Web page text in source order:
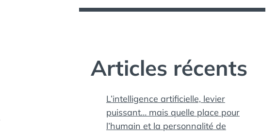
Articles récents
L’intelligence artificielle, levier
puissant… mais quelle place pour
l’humain et la personnalité de